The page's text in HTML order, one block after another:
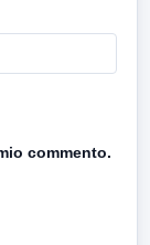
commento.